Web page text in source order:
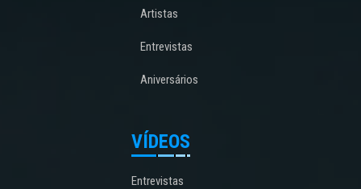
Artistas
Entrevistas
Aniversários
VÍDEOS
Entrevistas